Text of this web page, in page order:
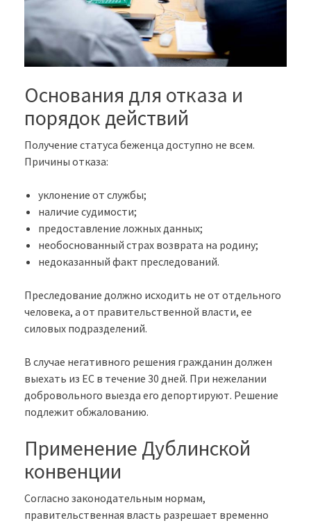
Основания для отказа и
порядок действий
Получение статуса беженца доступно не всем.
Причины отказа:
уклонение от службы;
наличие судимости;
предоставление ложных данных;
необоснованный страх возврата на родину;
недоказанный факт преследований.
Преследование должно исходить не от отдельного
человека, а от правительственной власти, ее
силовых подразделений.
В случае негативного решения гражданин должен
выехать из ЕС в течение 30 дней. При нежелании
добровольного выезда его депортируют. Решение
подлежит обжалованию.
Применение Дублинской
конвенции
Согласно законодательным нормам,
правительственная власть разрешает временно